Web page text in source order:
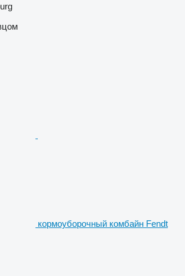
кормоуборочный комбайн Fendt